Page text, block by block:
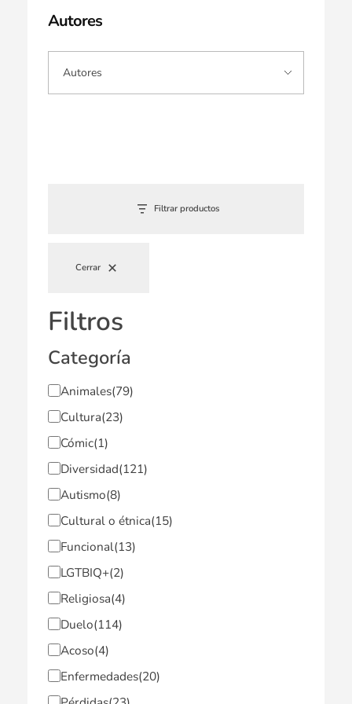
Autores
Filtrar productos
Cerrar
Filtros
Categoría
Animales(79)
Cultura(23)
Cómic(1)
Diversidad(121)
Autismo(8)
Cultural o étnica(15)
Funcional(13)
LGTBIQ+(2)
Religiosa(4)
Duelo(114)
Acoso(4)
Enfermedades(20)